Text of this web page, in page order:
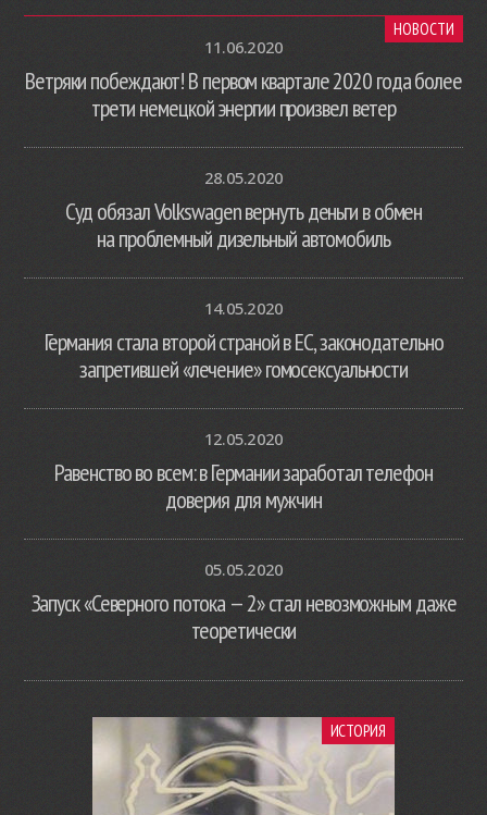
НОВОСТИ
11.06.2020
Ветряки побеждают! В первом квартале 2020 года более
трети немецкой энергии произвел ветер
28.05.2020
Суд обязал Volkswagen вернуть деньги в обмен
на проблемный дизельный автомобиль
14.05.2020
Германия стала второй страной в ЕС, законодательно
запретившей «лечение» гомосексуальности
12.05.2020
Равенство во всем: в Германии заработал телефон
доверия для мужчин
05.05.2020
Запуск «Северного потока — 2» стал невозможным даже
теоретически
ИСТОРИЯ